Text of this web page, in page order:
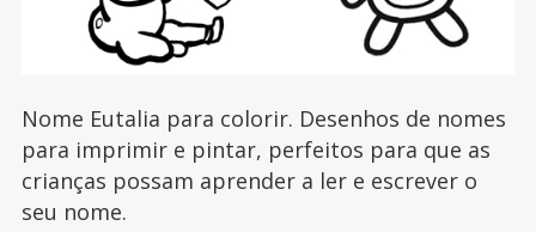
Nome Eutalia para colorir. Desenhos de nomes
para imprimir e pintar, perfeitos para que as
crianças possam aprender a ler e escrever o
seu nome.